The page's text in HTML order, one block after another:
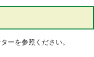
ーを参照ください。